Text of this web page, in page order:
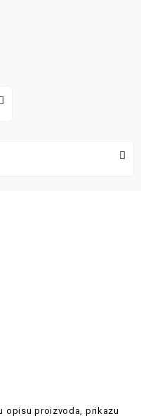
opisu proizvoda, prikazu